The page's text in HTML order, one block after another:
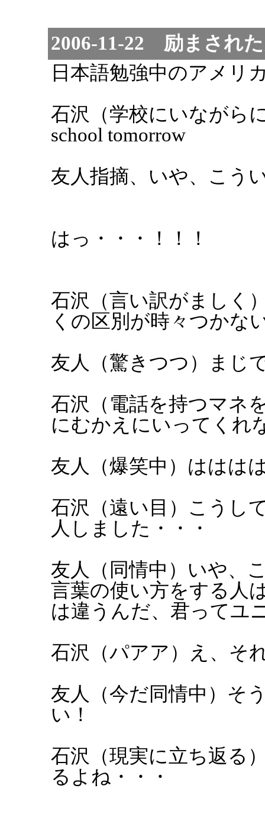
2006-11-22 励まされ
日本語勉強中のアメリ
石沢（学校にいながら
school tomorrow
友人指摘、いや、こう
はっ・・・！！！
石沢（言い訳がましく
くの区別が時々つかな
友人（驚きつつ）まじ
石沢（電話を持つマネ
にむかえにいってくれ
友人（爆笑中）ははは
石沢（遠い目）こうし
人しました・・・
友人（同情中）いや、
言葉の使い方をする人
は違うんだ、君ってユ
石沢（パアア）え、そ
友人（今だ同情中）そ
い！
石沢（現実に立ち返る
るよね・・・